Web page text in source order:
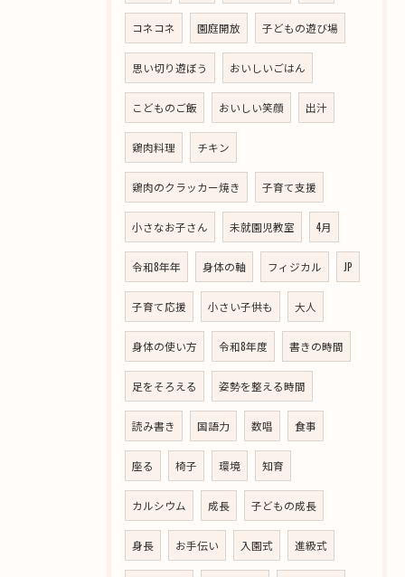
コネコネ 園庭開放 子どもの遊び場
思い切り遊ぼう おいしいごはん
こどものご飯 おいしい笑顔 出汁
鶏肉料理 チキン
鶏肉のクラッカー焼き 子育て支援
小さなお子さん 未就園児教室 4月
令和8年年 身体の軸 フィジカル JP
子育て応援 小さい子供も 大人
身体の使い方 令和8年度 書きの時間
足をそろえる 姿勢を整える時間
読み書き 国語力 数唱 食事
座る 椅子 環境 知育
カルシウム 成長 子どもの成長
身長 お手伝い 入園式 進級式